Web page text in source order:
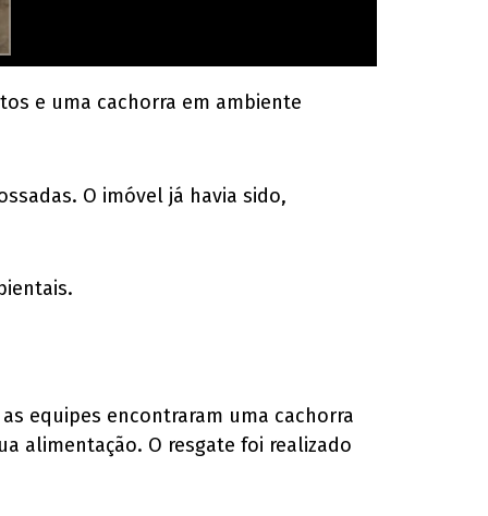
e uma cachorra em ambiente
O imóvel já havia sido,
equipes encontraram uma cachorra
alimentação. O resgate foi realizado